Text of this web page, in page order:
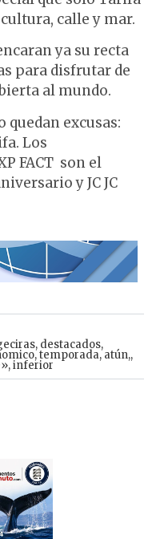
calle y mar.
ya su recta
para disfrutar de
al mundo.
quedan excusas:
Los
FACT son el
y JC JC
, destacados,
,temporada,atún,,
,inferior